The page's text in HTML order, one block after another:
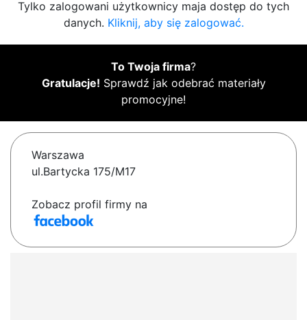
Tylko zalogowani użytkownicy maja dostęp do tych
danych. Kliknij, aby się zalogować.
To Twoja firma?
Gratulacje! Sprawdź jak odebrać materiały
promocyjne!
Warszawa
ul.Bartycka 175/M17
Zobacz profil firmy na